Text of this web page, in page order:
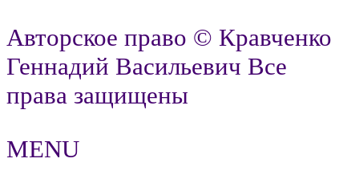
Авторское право © Кравченко
Геннадий Васильевич Все
права защищены
MENU